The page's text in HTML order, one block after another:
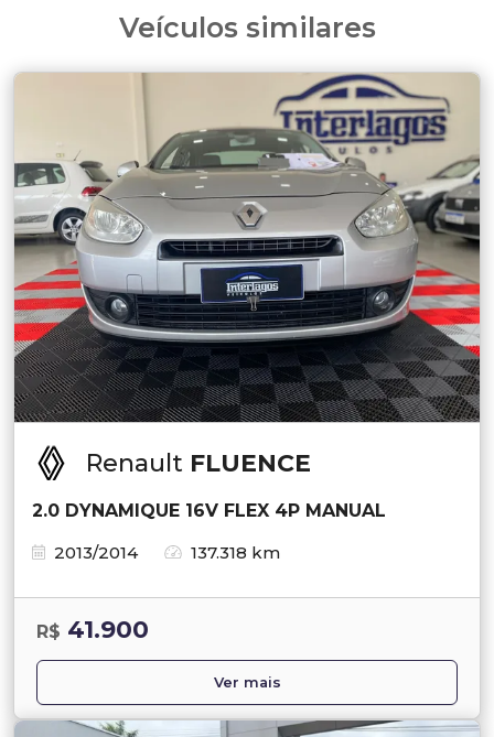
Veículos similares
Renault FLUENCE
2.0 DYNAMIQUE 16V FLEX 4P MANUAL
2013/2014
137.318 km
R$ 41.900
Ver mais